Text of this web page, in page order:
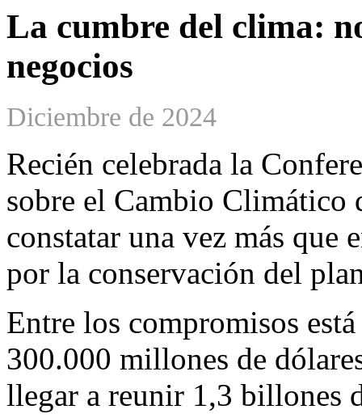
La cumbre del clima:
negocios
Diciembre de 2024
Recién celebrada la
sobre el Cambio Climático
constatar una vez más que
por la conservación del
Entre los compromisos
300.000 millones de
llegar a reunir 1,3 billones